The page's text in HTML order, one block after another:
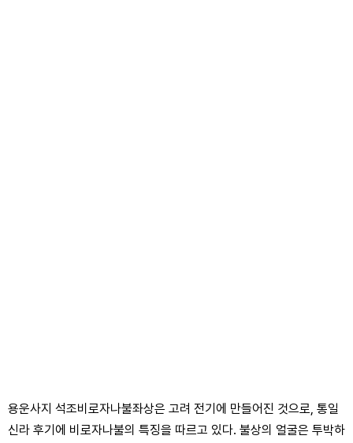
용운사지 석조비로자나불좌상은 고려 전기에 만들어진 것으로, 통일
신라 후기에 비로자나불의 특징을 따르고 있다. 불상의 얼굴은 투박하